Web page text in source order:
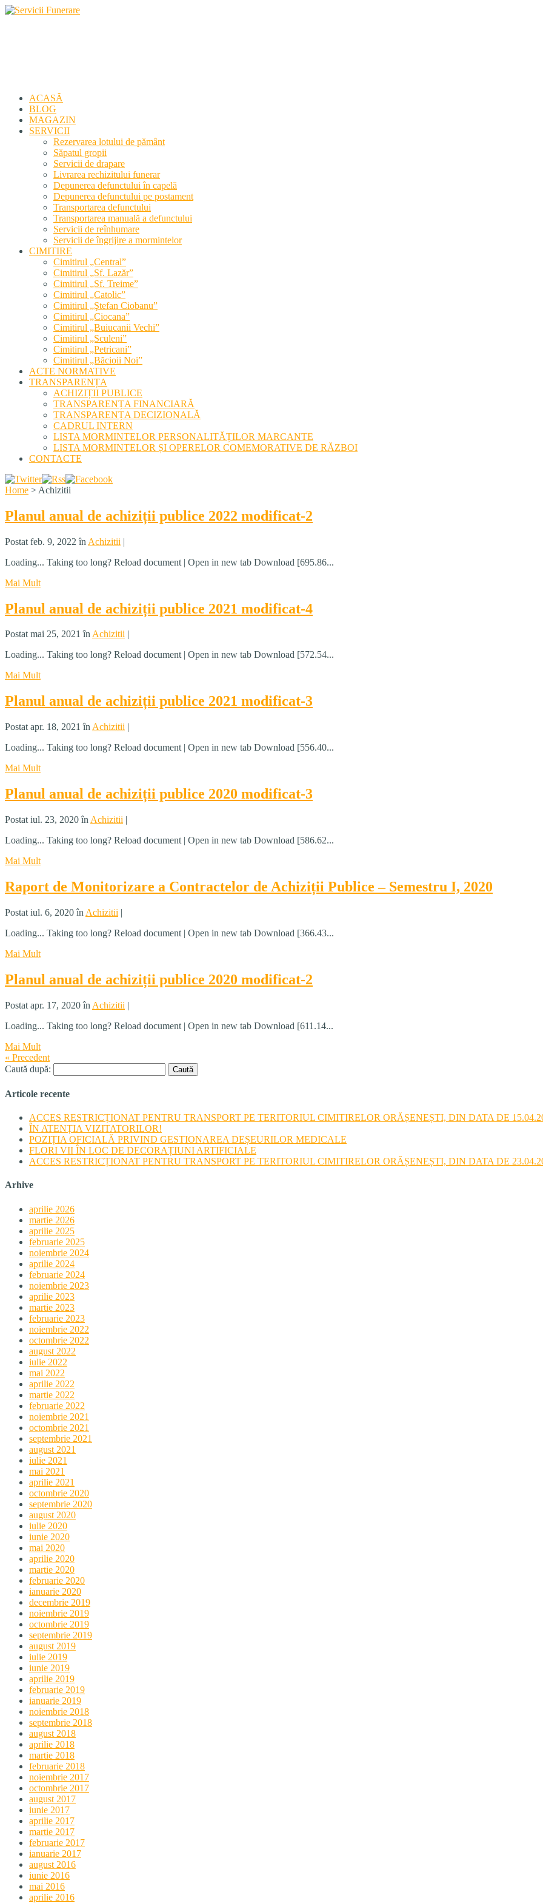
ACASĂ
BLOG
MAGAZIN
SERVICII
Rezervarea lotului de pământ
Săpatul gropii
Servicii de drapare
Livrarea rechizitului funerar
Depunerea defunctului în capelă
Depunerea defunctului pe postament
Transportarea defunctului
Transportarea manuală a defunctului
Servicii de reînhumare
Servicii de îngrijire a mormintelor
CIMITIRE
Cimitirul „Central”
Cimitirul „Sf. Lazăr”
Cimitirul „Sf. Treime”
Cimitirul „Catolic”
Cimitirul „Ştefan Ciobanu”
Cimitirul „Ciocana”
Cimitirul „Buiucanii Vechi”
Cimitirul „Sculeni”
Cimitirul „Petricani”
Cimitirul „Băcioii Noi”
ACTE NORMATIVE
TRANSPARENȚA
ACHIZIȚII PUBLICE
TRANSPARENȚA FINANCIARĂ
TRANSPARENȚA DECIZIONALĂ
CADRUL INTERN
LISTA MORMINTELOR PERSONALITĂȚILOR MARCANTE
LISTA MORMINTELOR ȘI OPERELOR COMEMORATIVE DE RĂZBOI
CONTACTE
Home > Achizitii
Planul anual de achiziții publice 2022 modificat-2
Postat feb. 9, 2022 în Achizitii |
Loading... Taking too long? Reload document | Open in new tab Download [695.86...
Mai Mult
Planul anual de achiziții publice 2021 modificat-4
Postat mai 25, 2021 înAchizitii |
Loading... Taking too long? Reload document | Open in new tab Download [572.54...
Mai Mult
Planul anual de achiziții publice 2021 modificat-3
Postat apr. 18, 2021 în Achizitii |
Loading... Taking too long? Reload document | Open in new tab Download [556.40...
Mai Mult
Planul anual de achiziții publice 2020 modificat-3
Postat iul. 23, 2020 în Achizitii |
Loading... Taking too long? Reload document | Open in new tab Download [586.62...
Mai Mult
Raport de Monitorizare a Contractelor de Achiziții Publice – Semestru I, 2020
Postat iul. 6, 2020 în Achizitii |
Loading... Taking too long? Reload document | Open in new tab Download [366.43...
Mai Mult
Planul anual de achiziții publice 2020 modificat-2
Postat apr. 17, 2020 în Achizitii |
Loading... Taking too long? Reload document | Open in new tab Download [611.14...
Mai Mult
« Precedent
Caută după:
Articole recente
ACCES RESTRICȚIONAT PENTRU TRANSPORT PE TERITORIUL CIMITIRELOR ORĂȘENEȘTI, DIN DATA DE
ÎN ATENȚIA VIZITATORILOR!
POZIȚIA OFICIALĂ PRIVIND GESTIONAREA DEȘEURILOR MEDICALE
FLORI VII ÎN LOC DE DECORAȚIUNI ARTIFICIALE
ACCES RESTRICȚIONAT PENTRU TRANSPORT PE TERITORIUL CIMITIRELOR ORĂȘENEȘTI, DIN DATA DE
Arhive
aprilie 2026
martie 2026
aprilie 2025
februarie 2025
noiembrie 2024
aprilie 2024
februarie 2024
noiembrie 2023
aprilie 2023
martie 2023
februarie 2023
noiembrie 2022
octombrie 2022
august 2022
iulie 2022
mai 2022
aprilie 2022
martie 2022
februarie 2022
noiembrie 2021
octombrie 2021
septembrie 2021
august 2021
iulie 2021
mai 2021
aprilie 2021
octombrie 2020
septembrie 2020
august 2020
iulie 2020
iunie 2020
mai 2020
aprilie 2020
martie 2020
februarie 2020
ianuarie 2020
decembrie 2019
noiembrie 2019
octombrie 2019
septembrie 2019
august 2019
iulie 2019
iunie 2019
aprilie 2019
februarie 2019
ianuarie 2019
noiembrie 2018
septembrie 2018
august 2018
aprilie 2018
martie 2018
februarie 2018
noiembrie 2017
octombrie 2017
august 2017
iunie 2017
aprilie 2017
martie 2017
februarie 2017
ianuarie 2017
august 2016
iunie 2016
mai 2016
aprilie 2016